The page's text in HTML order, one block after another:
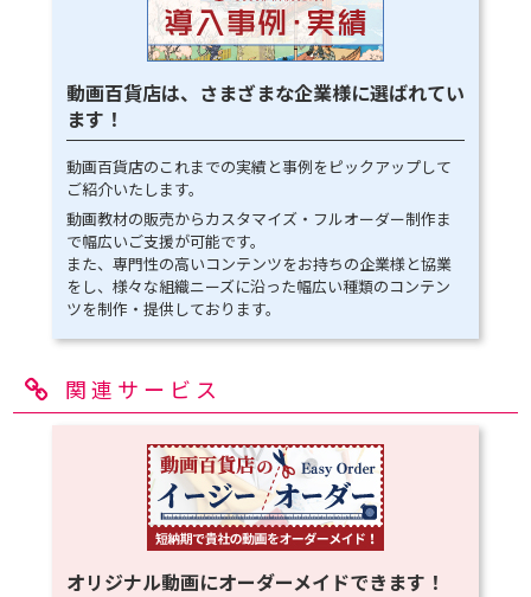
動画百貨店は、さまざまな企業様に選ばれてい
ます！
動画百貨店のこれまでの実績と事例をピックアップして
ご紹介いたします。
動画教材の販売からカスタマイズ・フルオーダー制作ま
で幅広いご支援が可能です。
また、専門性の高いコンテンツをお持ちの企業様と協業
をし、様々な組織ニーズに沿った幅広い種類のコンテン
ツを制作・提供しております。
関連サービス
オリジナル動画にオーダーメイドできます！